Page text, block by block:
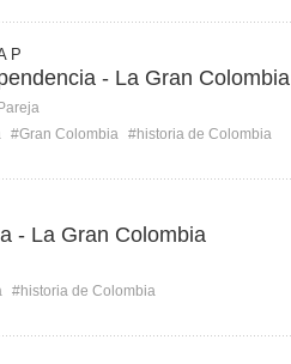
P
- La Gran Colombia
#Gran Colombia #historia de Colombia
- La Gran Colombia
#historia de Colombia